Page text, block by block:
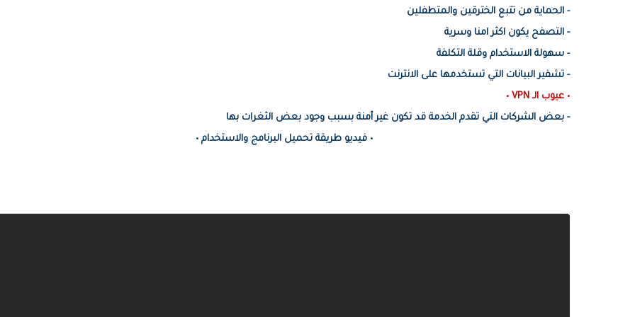
- الحماية من تتبع الخترقين والمتطفلين
- التصفح يكون اكثر امنا وسرية
- سهولة الاستخدام وقلة التكلفة
- تشفير البيانات التي تستخدمها على الانترنت
• عيوب الـ VPN •
- بعض الشركات التي تقدم الخدمة قد تكون غير أمنة بسبب وجود بعض الثغرات بها
• فيديو طريقة تحميل البرنامج والاستخدام •